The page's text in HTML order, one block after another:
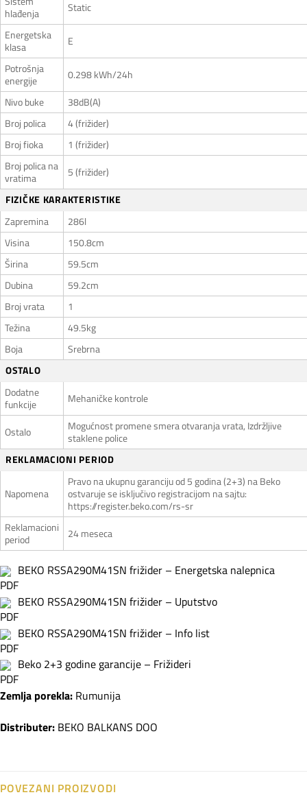
hlađenja
Static
Energetska
klasa
E
Potrošnja
energije
0.298 kWh/24h
Nivo buke
38dB(A)
Broj polica
4 (frižider)
Broj fioka
1 (frižider)
Broj polica na
vratima
5 (frižider)
FIZIČKE KARAKTERISTIKE
Zapremina
286l
Visina
150.8cm
Širina
59.5cm
Dubina
59.2cm
Broj vrata
1
Težina
49.5kg
Boja
Srebrna
OSTALO
Dodatne
funkcije
Mehaničke kontrole
Ostalo
Mogućnost promene smera otvaranja vrata, Izdržljive
staklene police
REKLAMACIONI PERIOD
Napomena
Pravo na ukupnu garanciju od 5 godina (2+3) na Beko
ostvaruje se isključivo registracijom na sajtu:
https://register.beko.com/rs-sr
Reklamacioni
period
24 meseca
BEKO RSSA290M41SN frižider – Energetska nalepnica
BEKO RSSA290M41SN frižider – Uputstvo
BEKO RSSA290M41SN frižider – Info list
Beko 2+3 godine garancije – Frižideri
Zemlja porekla: Rumunija
Distributer: BEKO BALKANS DOO
POVEZANI PROIZVODI